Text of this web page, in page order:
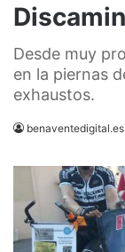
Desde muy
en la piernas
exhaustos.
benaventedigital.es